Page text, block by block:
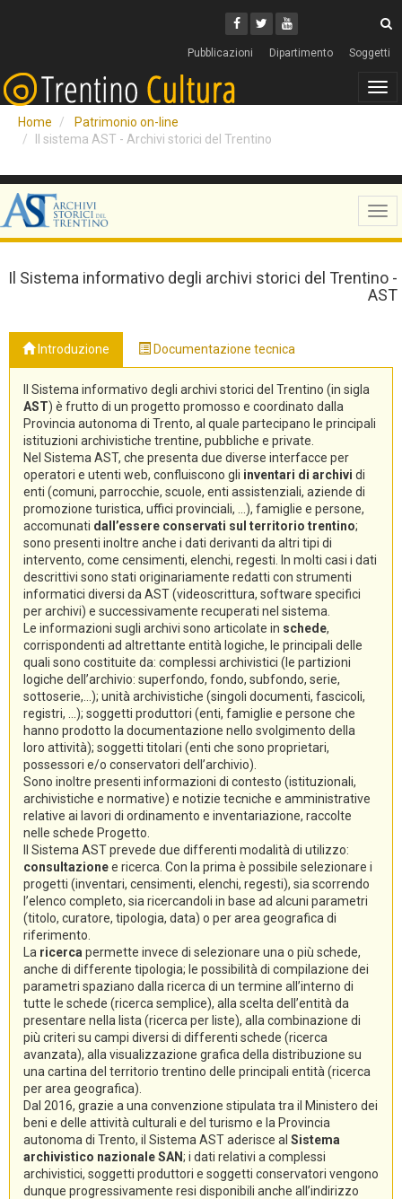
Facebook
Twitter
Youtube
Pubblicazioni Dipartimento Soggetti
Home
Patrimonio on-line
Il sistema AST - Archivi storici del Trentino
Il Sistema informativo degli archivi storici del Trentino -
AST
Introduzione Documentazione tecnica
Il Sistema informativo degli archivi storici del Trentino (in sigla
AST) è frutto di un progetto promosso e coordinato dalla
Provincia autonoma di Trento, al quale partecipano le principali
istituzioni archivistiche trentine, pubbliche e private.
Nel Sistema AST, che presenta due diverse interfacce per
operatori e utenti web, confluiscono gli inventari di archivi di
enti (comuni, parrocchie, scuole, enti assistenziali, aziende di
promozione turistica, uffici provinciali, ...), famiglie e persone,
accomunati dall’essere conservati sul territorio trentino;
sono presenti inoltre anche i dati derivanti da altri tipi di
intervento, come censimenti, elenchi, regesti. In molti casi i dati
descrittivi sono stati originariamente redatti con strumenti
informatici diversi da AST (videoscrittura, software specifici
per archivi) e successivamente recuperati nel sistema.
Le informazioni sugli archivi sono articolate in schede,
corrispondenti ad altrettante entità logiche, le principali delle
quali sono costituite da: complessi archivistici (le partizioni
logiche dell’archivio: superfondo, fondo, subfondo, serie,
sottoserie,...); unità archivistiche (singoli documenti, fascicoli,
registri, ...); soggetti produttori (enti, famiglie e persone che
hanno prodotto la documentazione nello svolgimento della
loro attività); soggetti titolari (enti che sono proprietari,
possessori e/o conservatori dell’archivio).
Sono inoltre presenti informazioni di contesto (istituzionali,
archivistiche e normative) e notizie tecniche e amministrative
relative ai lavori di ordinamento e inventariazione, raccolte
nelle schede Progetto.
Il Sistema AST prevede due differenti modalità di utilizzo:
consultazionee ricerca. Con la prima è possibile selezionare i
progetti (inventari, censimenti, elenchi, regesti), sia scorrendo
l’elenco completo, sia ricercandoli in base ad alcuni parametri
(titolo, curatore, tipologia, data) o per area geografica di
riferimento.
La ricerca permette invece di selezionare una o più schede,
anche di differente tipologia; le possibilità di compilazione dei
parametri spaziano dalla ricerca di un termine all’interno di
tutte le schede (ricerca semplice), alla scelta dell’entità da
presentare nella lista (ricerca per liste), alla combinazione di
più criteri su campi diversi di differenti schede (ricerca
avanzata), alla visualizzazione grafica della distribuzione su
una cartina del territorio trentino delle principali entità (ricerca
per area geografica).
Dal 2016, grazie a una convenzione stipulata tra il Ministero dei
beni e delle attività culturali e del turismo e la Provincia
autonoma di Trento, il Sistema AST aderisce al Sistema
archivistico nazionale SAN; i dati relativi a complessi
archivistici, soggetti produttori e soggetti conservatori vengono
dunque progressivamente resi disponibili anche all’indirizzo